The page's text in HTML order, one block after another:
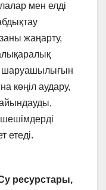
мен елді
жаңарту,
шаруашылығын
көңіл аудару,
етеді.
ресурстары,